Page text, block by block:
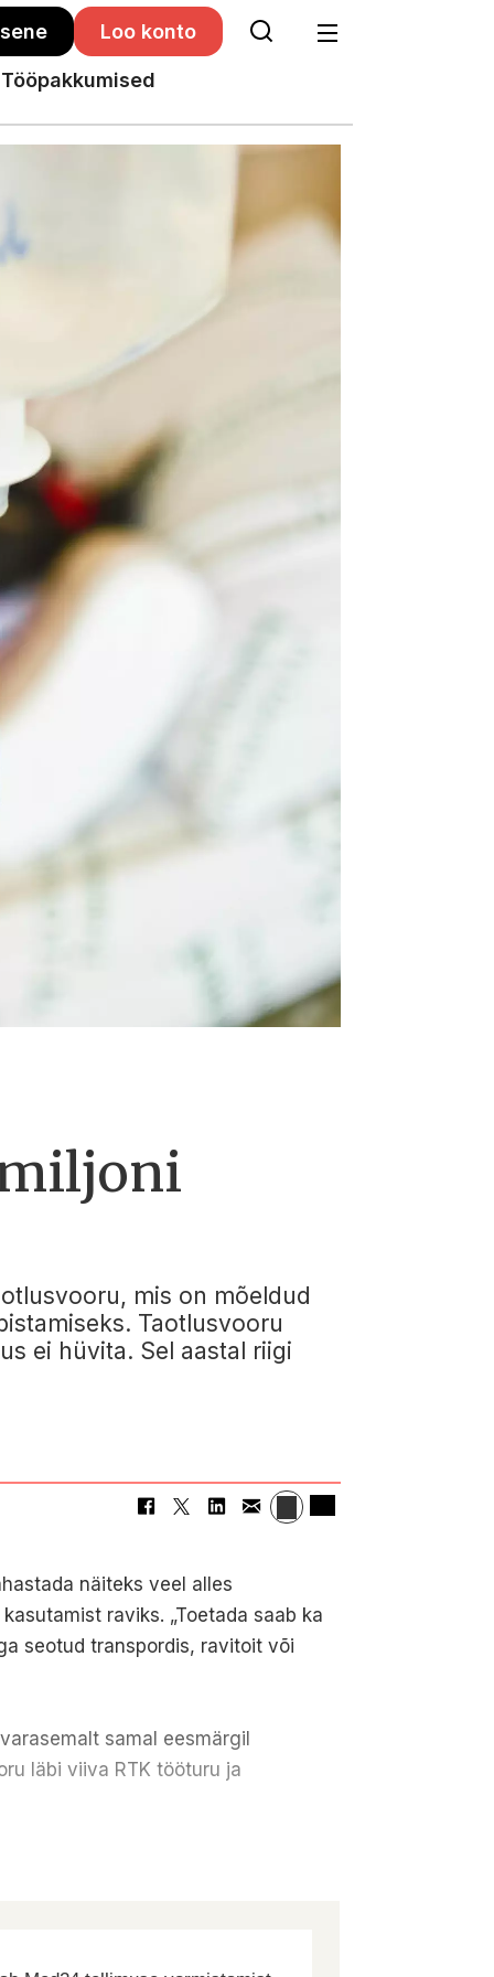
Loo konto
Tööpakkumised
miljoni
mis on mõeldud
Taotlusvooru
ei hüvita. Sel aastal riigi
näiteks veel alles
raviks. „Toetada saab ka
seotud transpordis, ravitoit või
samal eesmärgil
läbi viiva RTK tööturu ja